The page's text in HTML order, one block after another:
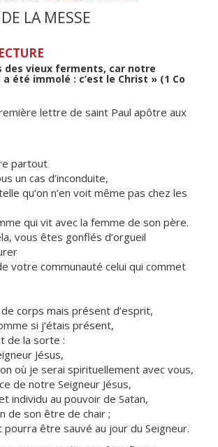
LA MESSE
des vieux ferments, car notre
été immolé : c’est le Christ » (1 Co
lettre de saint Paul apôtre aux
partout
un cas d’inconduite,
qu’on n’en voit même pas chez les
qui vit avec la femme de son père.
vous êtes gonflés d’orgueil
votre communauté celui qui commet
corps mais présent d’esprit,
si j’étais présent,
de la sorte :
Jésus,
où je serai spirituellement avec vous,
de notre Seigneur Jésus,
individu au pouvoir de Satan,
de son être de chair ;
pourra être sauvé au jour du Seigneur.